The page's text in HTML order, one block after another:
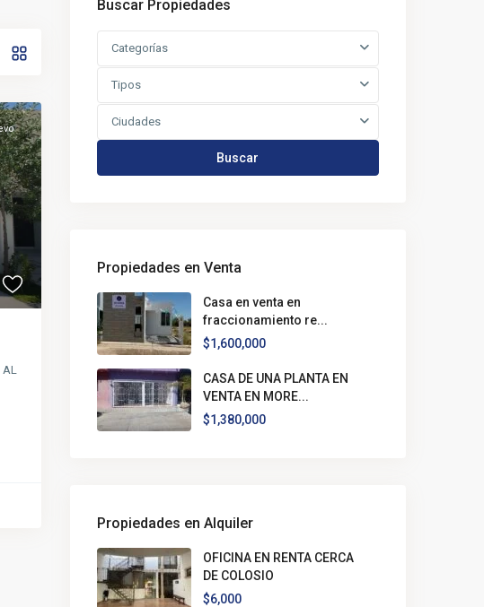
AL
Buscar Propiedades
Categorías
Tipos
Ciudades
Buscar
Propiedades en Venta
Casa en venta en
fraccionamiento re...
$1,600,000
CASA DE UNA PLANTA EN
VENTA EN MORE...
$1,380,000
Propiedades en Alquiler
OFICINA EN RENTA CERCA
DE COLOSIO
$6,000